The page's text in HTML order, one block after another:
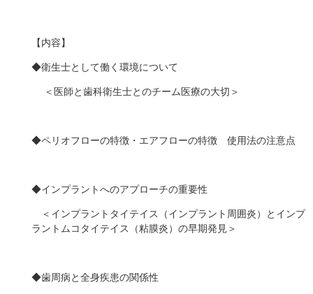
【内容】
◆衛生士として働く環境について
＜医師と歯科衛生士とのチーム医療の大切＞
◆ペリオフローの特徴・エアフローの特徴 使用法の注意点
◆インプラントへのアプローチの重要性
＜インプラントタイテイス（インプラント周囲炎）とインプ
ラントムコタイテイス（粘膜炎）の早期発見＞
◆歯周病と全身疾患の関係性